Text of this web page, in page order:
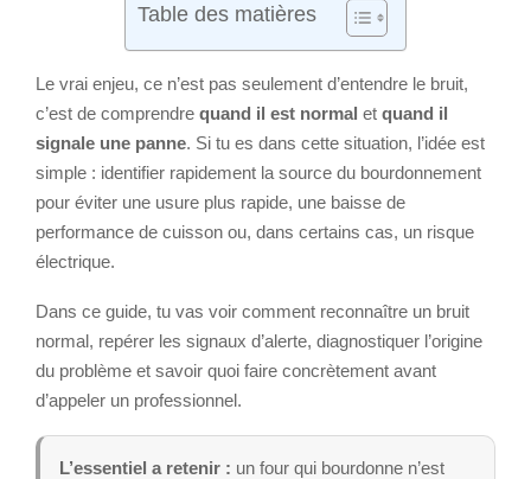
Table des matières
Le vrai enjeu, ce n’est pas seulement d’entendre le bruit,
c’est de comprendre quand il est normal et quand il
signale une panne. Si tu es dans cette situation, l’idée est
simple : identifier rapidement la source du bourdonnement
pour éviter une usure plus rapide, une baisse de
performance de cuisson ou, dans certains cas, un risque
électrique.
Dans ce guide, tu vas voir comment reconnaître un bruit
normal, repérer les signaux d’alerte, diagnostiquer l’origine
du problème et savoir quoi faire concrètement avant
d’appeler un professionnel.
L’essentiel a retenir : un four qui bourdonne n’est